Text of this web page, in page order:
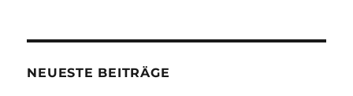
NEUESTE BEITRÄGE